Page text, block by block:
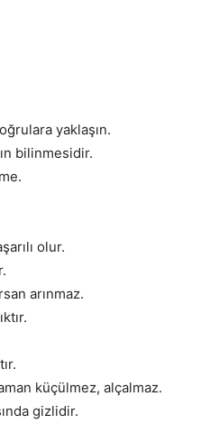
yaklaşın.
bilinmesidir.
olur.
arınmaz.
küçülmez, alçalmaz.
gizlidir.